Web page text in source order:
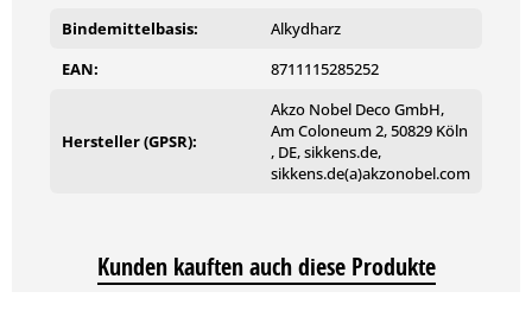
Systeminformationen
GRUNDBESCHICHTUNG:
-----
GRUNDBESCHICHTUNG: Mit Cetol HLS Extra.
Farbkollektionen
Bindemittelbasis:
Alkydharz
EAN:
8711115285252
Hersteller (GPSR):
Akzo Nobel Deco GmbH,
Am Coloneum 2, 50829 Köln
, DE, sikkens.de,
sikkens.de(a)akzonobel.com
Kunden kauften auch diese Produkte